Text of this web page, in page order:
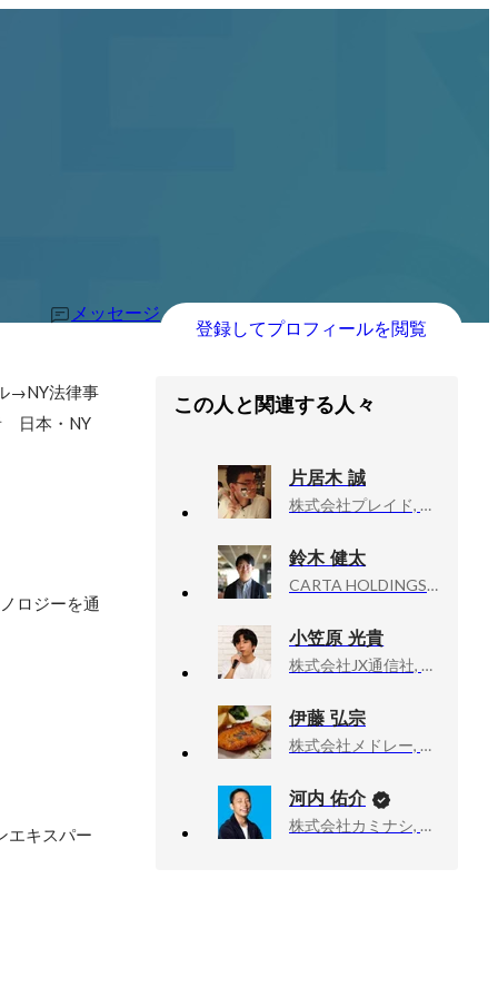
メッセージ
登録してプロフィールを閲覧
→NY法律事
日本・NY
ロジーを通
エキスパー
この人と関連する人々
片居木 誠
株式会社プレイド, エンジニア
鈴木 健太
CARTA HOLDINGS, CTO
小笠原 光貴
株式会社JX通信社, CTO
伊藤 弘宗
株式会社メドレー, エンジニア
河内 佑介
株式会社カミナシ, 取締役COO